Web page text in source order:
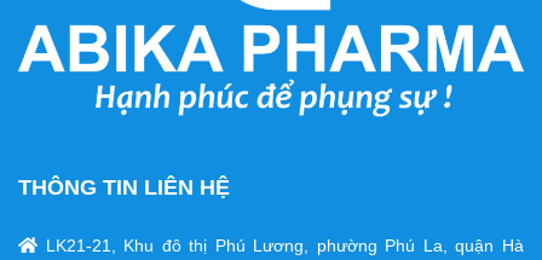
THÔNG TIN LIÊN HỆ
LK21-21, Khu đô thị Phú Lương, phường Phú La, quận Hà